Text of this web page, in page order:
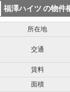
福澤ハイツ の物件
所在地
交通
賃料
面積